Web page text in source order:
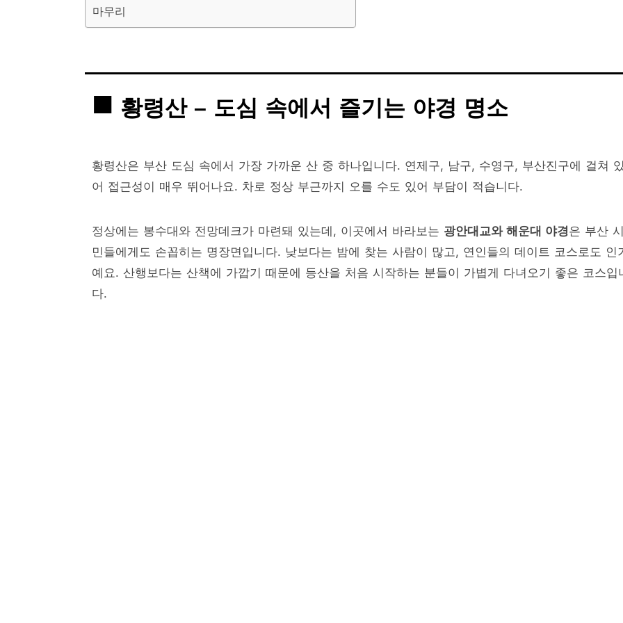
마무리
황령산 – 도심 속에서 즐기는 야경 명소
황령산은 부산 도심 속에서 가장 가까운 산 중 하나입니다. 연제구, 남구, 수영구, 부산진구에 걸쳐
어 접근성이 매우 뛰어나요. 차로 정상 부근까지 오를 수도 있어 부담이 적습니다.
정상에는 봉수대와 전망데크가 마련돼 있는데, 이곳에서 바라보는 광안대교와 해운대 야경은 부산
민들에게도 손꼽히는 명장면입니다. 낮보다는 밤에 찾는 사람이 많고, 연인들의 데이트 코스로도 인
예요. 산행보다는 산책에 가깝기 때문에 등산을 처음 시작하는 분들이 가볍게 다녀오기 좋은 코스입
다.